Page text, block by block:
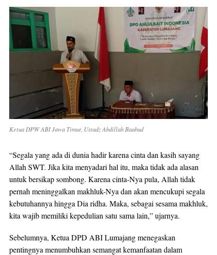
Ketua DPW ABI Jawa Timur, Ustadz Abdillah Baabud
“Segala yang ada di dunia hadir karena cinta dan kasih sayang
Allah SWT. Jika kita menyadari hal itu, maka tidak ada alasan
untuk bersikap sombong. Karena cinta-Nya pula, Allah tidak
pernah meninggalkan makhluk-Nya dan akan mencukupi segala
kebutuhannya hingga Dia ridha. Maka, sebagai sesama makhluk,
kita wajib memiliki kepedulian satu sama lain,” ujarnya.
Sebelumnya, Ketua DPD ABI Lumajang menegaskan
pentingnya menumbuhkan semangat kemanfaatan dalam